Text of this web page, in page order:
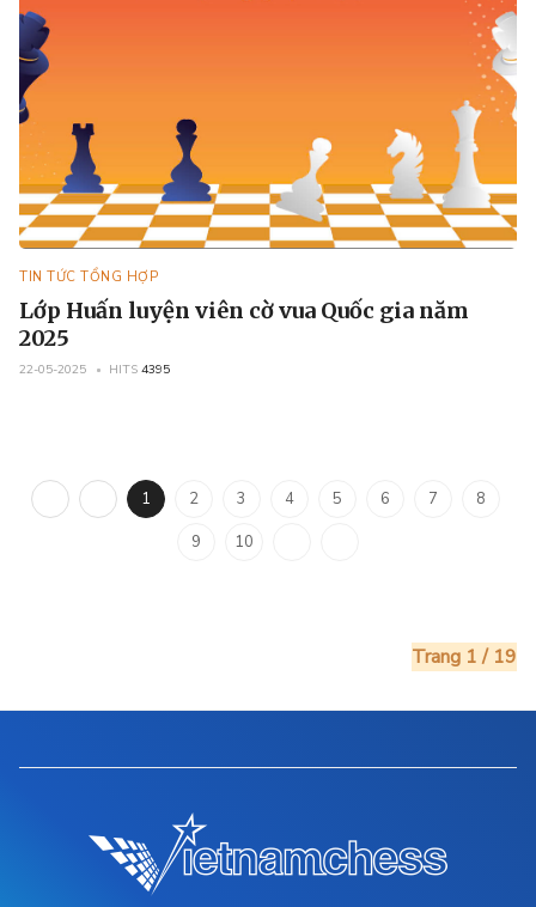
TIN TỨC TỔNG HỢP
Lớp Huấn luyện viên cờ vua Quốc gia năm
2025
22-05-2025 HITS 4395
1 2 3 4 5 6 7
8
9
10
Trang 1 / 19